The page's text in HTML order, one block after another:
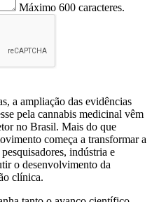
Máximo 600 caracteres.
a ampliação das evidências
pela cannabis medicinal vêm
no Brasil. Mais do que
começa a transformar a
indústria e
o desenvolvimento da
clínica.